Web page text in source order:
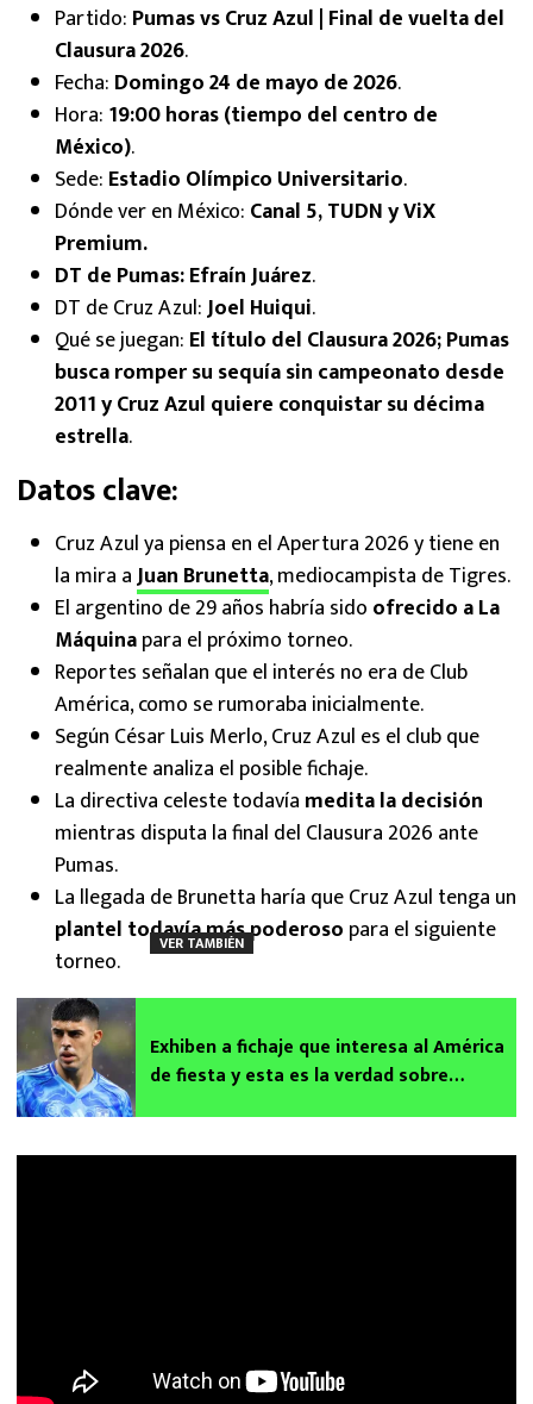
Partido: Pumas vs Cruz Azul | Final de vuelta del
Clausura 2026.
Fecha: Domingo 24 de mayo de 2026.
Hora: 19:00 horas (tiempo del centro de
México).
Sede: Estadio Olímpico Universitario.
Dónde ver en México: Canal 5, TUDN y ViX
Premium.
DT de Pumas: Efraín Juárez.
DT de Cruz Azul:Joel Huiqui.
Qué se juegan: El título del Clausura 2026; Pumas
busca romper su sequía sin campeonato desde
2011 y Cruz Azul quiere conquistar su décima
estrella.
Datos clave:
Cruz Azul ya piensa en el Apertura 2026 y tiene en
la mira aJuan Brunetta, mediocampista de Tigres.
El argentino de 29 años habría sido ofrecido a La
Máquinapara el próximo torneo.
Reportes señalan que el interés no era de Club
América, como se rumoraba inicialmente.
Según César Luis Merlo, Cruz Azul es el club que
realmente analiza el posible fichaje.
La directiva celeste todavía medita la decisión
mientras disputa la final del Clausura 2026 ante
Pumas.
La llegada de Brunetta haría que Cruz Azul tenga un
plantel todavía más poderoso para el siguiente
torneo.
VER TAMBIÉN
Exhiben a fichaje que interesa al América
de fiesta y esta es la verdad sobre